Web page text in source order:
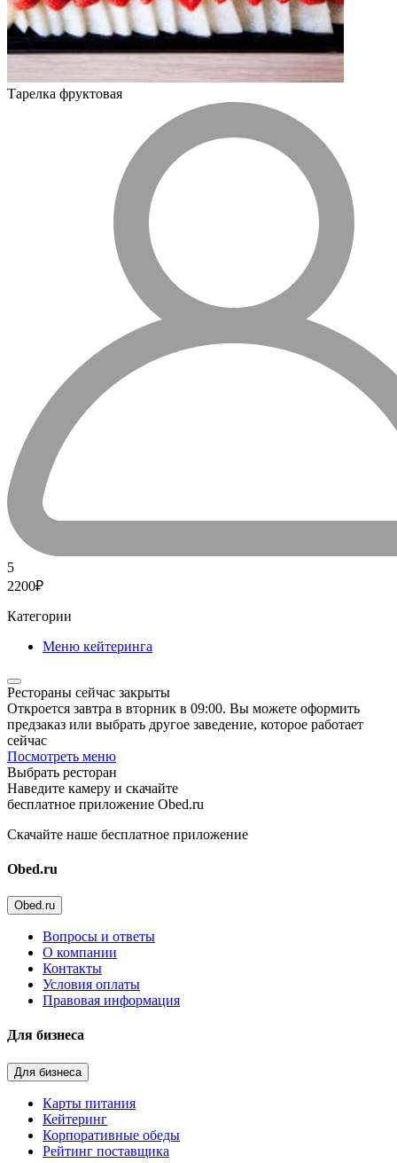
Тарелка фруктовая
5
2200₽
Категории
Меню кейтеринга
Рестораны сейчас закрыты
Откроется завтра в вторник в 09:00. Вы можете оформить
предзаказ или выбрать другое заведение, которое работает
сейчас
Посмотреть меню
Выбрать ресторан
Наведите камеру и скачайте
бесплатное приложение Obed.ru
Скачайте наше бесплатное приложение
Obed.ru
Obed.ru
Вопросы и ответы
О компании
Контакты
Условия оплаты
Правовая информация
Для бизнеса
Для бизнеса
Карты питания
Кейтеринг
Корпоративные обеды
Рейтинг поставщика